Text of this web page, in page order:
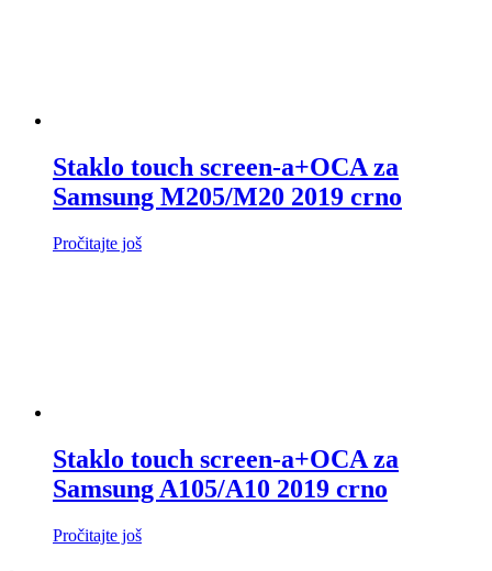
Staklo touch screen-a+OCA za
Samsung M205/M20 2019 crno
Pročitajte još
Staklo touch screen-a+OCA za
Samsung A105/A10 2019 crno
Pročitajte još